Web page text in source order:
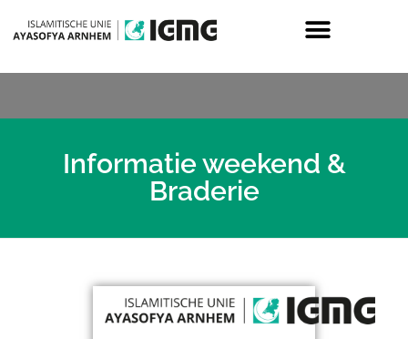
Informatie weekend &
Braderie